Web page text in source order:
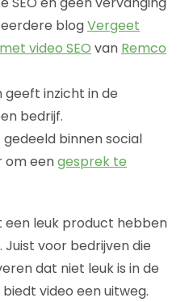
blogVergeet
video SEO van Remco
geeft inzicht in de
bedrijf.
binnen social
om eengesprek te
een leuk product hebben
voor bedrijven die
dat niet leuk is in de
video een uitweg.